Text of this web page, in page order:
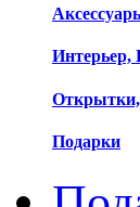
Интерьер,
Подарки